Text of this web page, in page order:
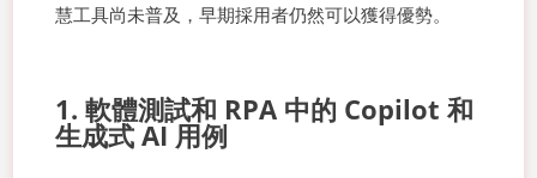
慧工具尚未普及，早期採用者仍然可以獲得優勢。
1. 軟體測試和 RPA 中的 Copilot 和
生成式 AI 用例